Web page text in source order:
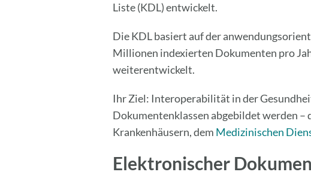
Liste (KDL) entwickelt.
Die KDL basiert auf der
Millionen indexierten Dokumenten pro
weiterentwickelt.
Ihr Ziel: Interoperabilität in der
Dokumentenklassen abgebildet werden
Krankenhäusern, dem Medizinischen
Elektronischer